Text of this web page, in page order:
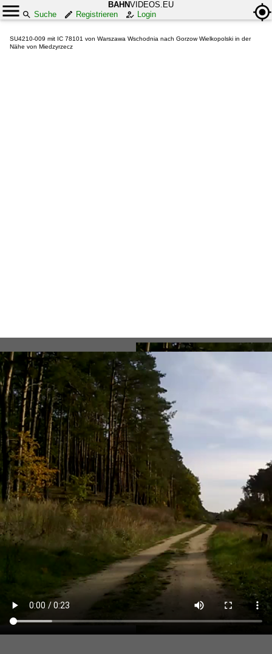
BAHNVIDEOS.EU
Suche
Registrieren Login
SU4210-009 mit IC 78101 von Warszawa Wschodnia nach Gorzow Wielkopolski in der
Nähe von Miedzyrzecz